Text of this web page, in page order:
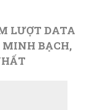
LƯỢT DATA
MINH BẠCH,